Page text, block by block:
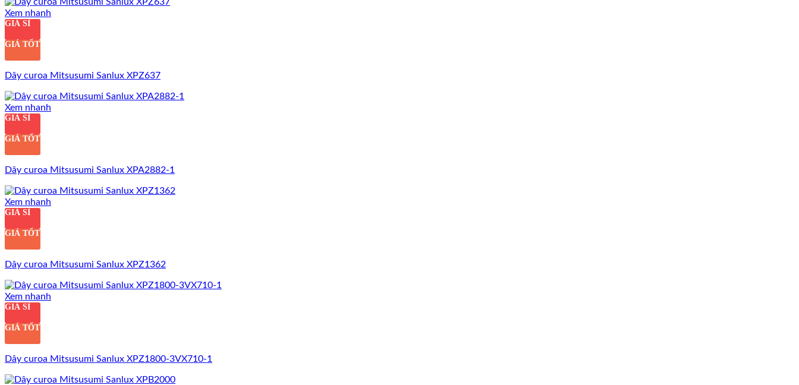
Xem nhanh
GIÁ SỈ
GIÁ TỐT
Dây curoa Mitsusumi Sanlux XPZ637
Xem nhanh
GIÁ SỈ
GIÁ TỐT
Dây curoa Mitsusumi Sanlux XPA2882-1
Xem nhanh
GIÁ SỈ
GIÁ TỐT
Dây curoa Mitsusumi Sanlux XPZ1362
Xem nhanh
GIÁ SỈ
GIÁ TỐT
Dây curoa Mitsusumi Sanlux XPZ1800-3VX710-1